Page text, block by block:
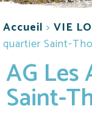
Accueil > VIE
quartier Saint-
AG
Saint-